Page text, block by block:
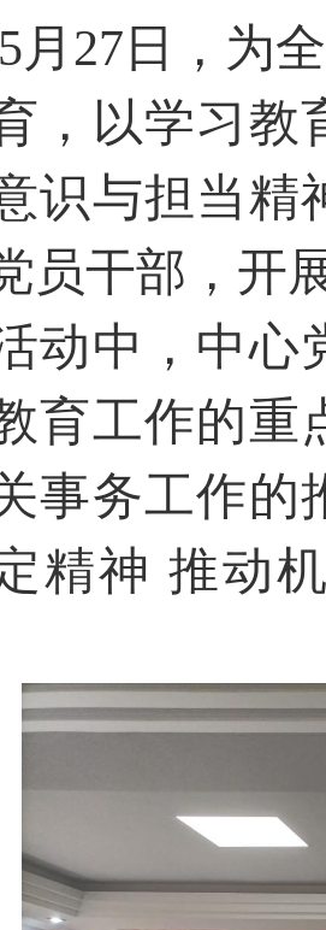
5月27 日，为
，以学习教
识与担当精
员干部，开
动中，中心
育工作的重
事务工作的
精神 推动